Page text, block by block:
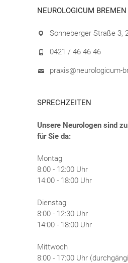
NEUROLOGICUM BREMEN
Sonneberger Straße 3,
0421 / 46 46 46
praxis@neurologicum-
SPRECHZEITEN
Unsere Neurologen sind
für Sie da:
Montag
8:00 - 12:00 Uhr
14:00 - 18:00 Uhr
Dienstag
8:00 - 12:30 Uhr
14:00 - 18:00 Uhr
Mittwoch
8:00 - 17:00 Uhr